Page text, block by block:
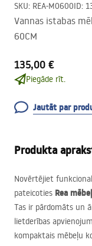
SKU: REA-M0600ID:
Vannas istabas
60CM
135,00 €
Piegāde rīt.
Jautāt par
Produkta
Novērtējiet
pateicoties Rea
Tas ir pārdomāts un
lietderības
kompaktais mēbeļu